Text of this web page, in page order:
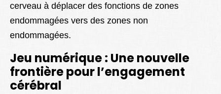
cerveau à déplacer des fonctions de zones
endommagées vers des zones non
endommagées.
Jeu numérique : Une nouvelle
frontière pour l’engagement
cérébral